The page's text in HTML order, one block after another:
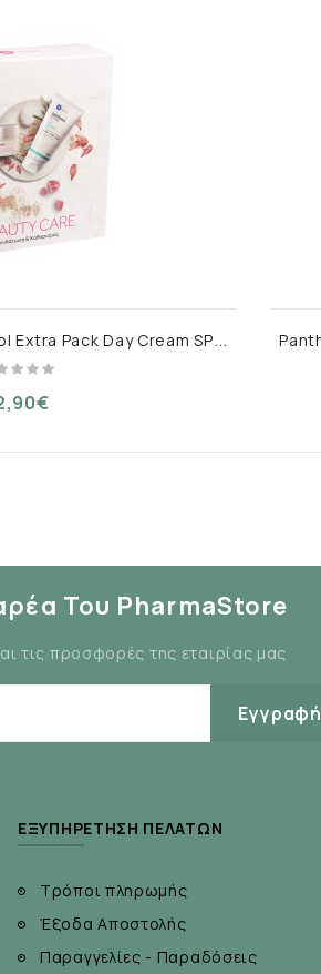
M
edisei Promo Panthenol Extra Pack Day Cream SPF15 Κρέμα Προσώπου 50ml + Face Cleansing Gel 150ml
Του PharmaStore
τις προσφορές της εταιρίας μας
Εγγραφή
ΕΞΥΠΗΡΈΤΗΣΗ ΠΕΛΑΤΏΝ
Τρόποι πληρωμής
Έξοδα Αποστολής
Παραγγελίες - Παραδόσεις